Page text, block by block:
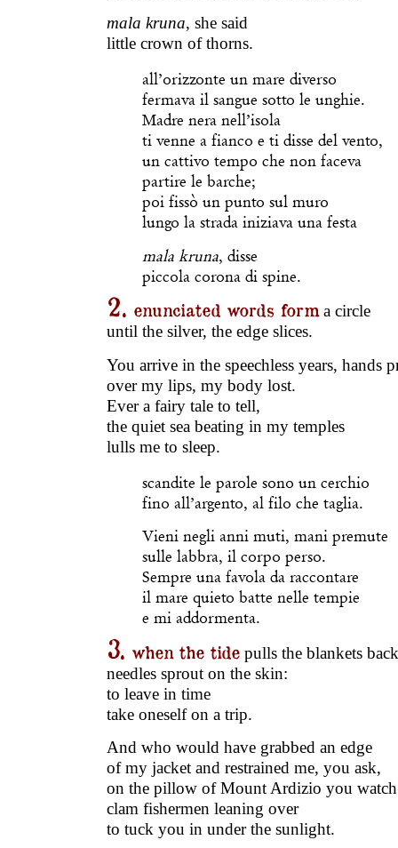
mala kruna, she said
little crown of thorns.
all’orizzonte un mare diverso
fermava il sangue sotto le unghie.
Madre nera nell’isola
ti venne a fianco e ti disse del vento,
un cattivo tempo che non faceva
partire le barche;
poi fissò un punto sul muro
lungo la strada iniziava una festa
mala kruna , disse
piccola corona di spine.
2. enunciated words form a circle
until the silver, the edge slices.
You arrive in the speechless years, hands
over my lips, my body lost.
Ever a fairy tale to tell,
the quiet sea beating in my temples
lulls me to sleep.
scandite le parole sono un cerchio
fino all’argento, al filo che taglia.
Vieni negli anni muti, mani premute
sulle labbra, il corpo perso.
Sempre una favola da raccontare
il mare quieto batte nelle tempie
e mi addormenta.
3. when the tide pulls the blankets back
needles sprout on the skin:
to leave in time
take oneself on a trip.
And who would have grabbed an edge
of my jacket and restrained me, you ask,
on the pillow of Mount Ardizio you watch
clam fishermen leaning over
to tuck you in under the sunlight.